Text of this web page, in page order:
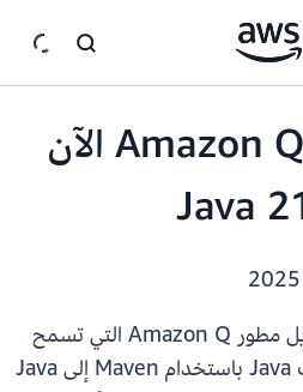
يدعم مطور Amazon Q الآن
تتوفر الآن إمكانات تحويل مطور Amazon Q التي تسمح
للعملاء بترقية تطبيقات Java باستخدام Maven إلى Java